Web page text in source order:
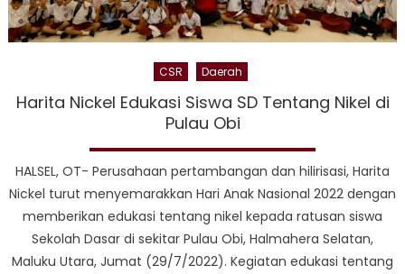
CSR Daerah
Harita Nickel Edukasi Siswa SD Tentang Nikel di
Pulau Obi
HALSEL, OT- Perusahaan pertambangan dan hilirisasi, Harita
Nickel turut menyemarakkan Hari Anak Nasional 2022 dengan
memberikan edukasi tentang nikel kepada ratusan siswa
Sekolah Dasar di sekitar Pulau Obi, Halmahera Selatan,
Maluku Utara, Jumat (29/7/2022). Kegiatan edukasi tentang